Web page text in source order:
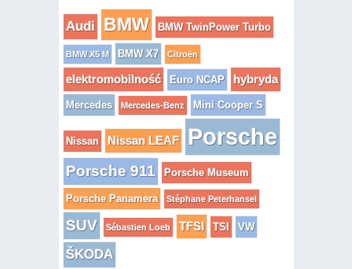
Audi BMW BMW TwinPower Turbo
BMW X5 M BMW X7 Citroën
elektromobilność Euro NCAP hybryda
Mercedes Mercedes-Benz Mini Cooper S
Nissan Nissan LEAF Porsche
Porsche 911 Porsche Museum
Porsche Panamera Stéphane Peterhansel
SUV Sébastien Loeb TFSI TSI VW
ŠKODA